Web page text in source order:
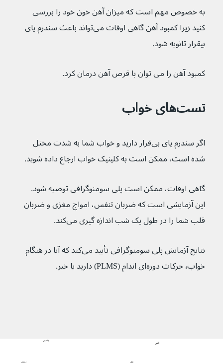
به خصوص مهم است که میزان آهن خون خود را بررسی
کنید زیرا کمبود آهن گاهی اوقات می‌تواند باعث سندرم پای
بیقرار ثانویه شود.
کمبود آهن را می توان با قرص آهن درمان کرد.
تست‌های خواب
اگر سندرم پای بی‌قرار دارید و خواب شما به شدت مختل
شده است، ممکن است به کلینیک خواب ارجاع داده شوید.
گاهی اوقات، ممکن است پلی سومنوگرافی توصیه شود.
این آزمایشی است که ضربان تنفس، امواج مغزی و ضربان
قلب شما را در طول یک شب اندازه گیری می‌کند.
نتایج آزمایش پلی سومنوگرافی تأیید می‌کند که آیا در هنگام
خواب٬ حرکات دوره‌ای اندام (PLMS) دارید یا خیر.
درمان
بعدی
علل
قبلی